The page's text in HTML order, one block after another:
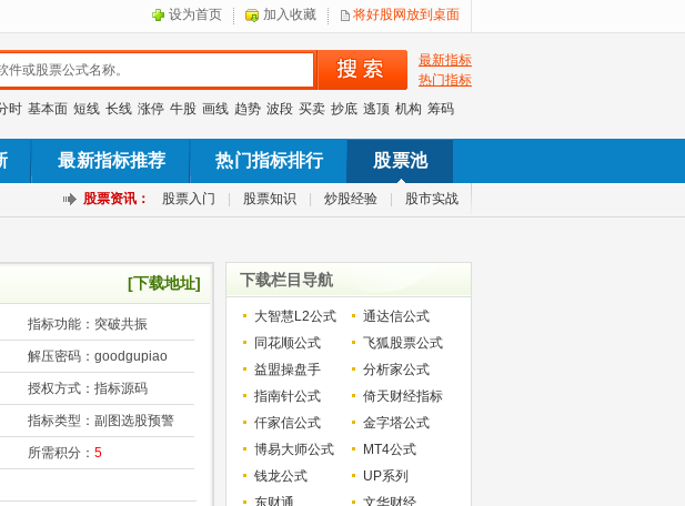
设为首页 加入收藏 将好股网放到桌面
最新指标
热门指标
时 基本面 短线 长线 涨停 牛股 画线 趋势 波段 买卖 抄底 逃顶 机构 筹码
最新指标推荐 热门指标排行 股票池
股票资讯： 股票入门 股票知识 炒股经验 股市实战
[下载地址]
指标功能： 突破共振
解压密码： goodgupiao
授权方式： 指标源码
指标类型： 副图选股预警
所需积分： 5
下载栏目导航
大智慧L2公式
通达信公式
同花顺公式
飞狐股票公式
益盟操盘手
分析家公式
指南针公式
倚天财经指标
仟家信公式
金字塔公式
博易大师公式
MT4公式
钱龙公式
UP系列
东财通
文华财经